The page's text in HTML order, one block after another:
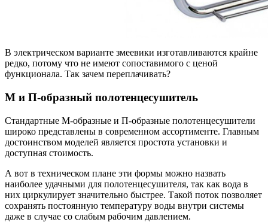
В электрическом варианте змеевики изготавливаются крайне
редко, потому что не имеют сопоставимого с ценой
функционала. Так зачем переплачивать?
М и П-образный полотенцесушитель
Стандартные М-образные и П-образные полотенцесушители
широко представлены в современном ассортименте. Главным
достоинством моделей является простота установки и
доступная стоимость.
А вот в техническом плане эти формы можно назвать
наиболее удачными для полотенцесушителя, так как вода в
них циркулирует значительно быстрее. Такой поток позволяет
сохранять постоянную температуру воды внутри системы
даже в случае со слабым рабочим давлением.